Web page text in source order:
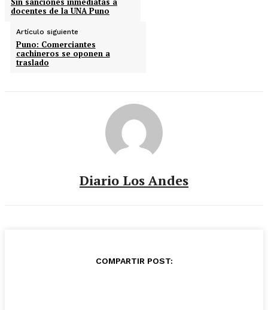
docentes de la UNA Puno
Artículo siguiente
Puno: Comerciantes
cachineros se oponen a
traslado
Diario Los Andes
COMPARTIR POST: